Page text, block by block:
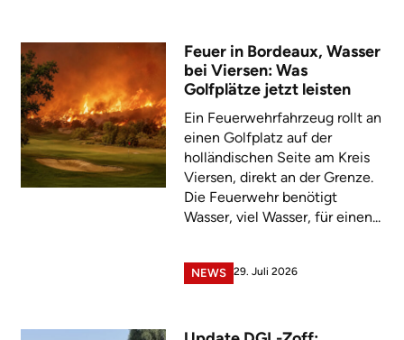
Feuer in Bordeaux, Wasser
bei Viersen: Was
Golfplätze jetzt leisten
Ein Feuerwehrfahrzeug rollt an
einen Golfplatz auf der
holländischen Seite am Kreis
Viersen, direkt an der Grenze.
Die Feuerwehr benötigt
Wasser, viel Wasser, für einen...
NEWS 29. Juli 2026